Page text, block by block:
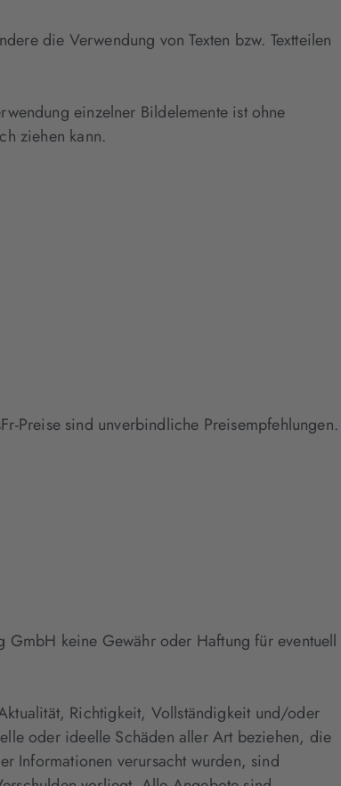
die Verwendung von Texten bzw. Textteilen
einzelner Bildelemente ist ohne
ziehen kann.
Preise sind unverbindliche Preisempfehlungen.
keine Gewähr oder Haftung für eventuell
Richtigkeit, Vollständigkeit und/oder
oder ideelle Schäden aller Art beziehen, die
Informationen verursacht wurden, sind